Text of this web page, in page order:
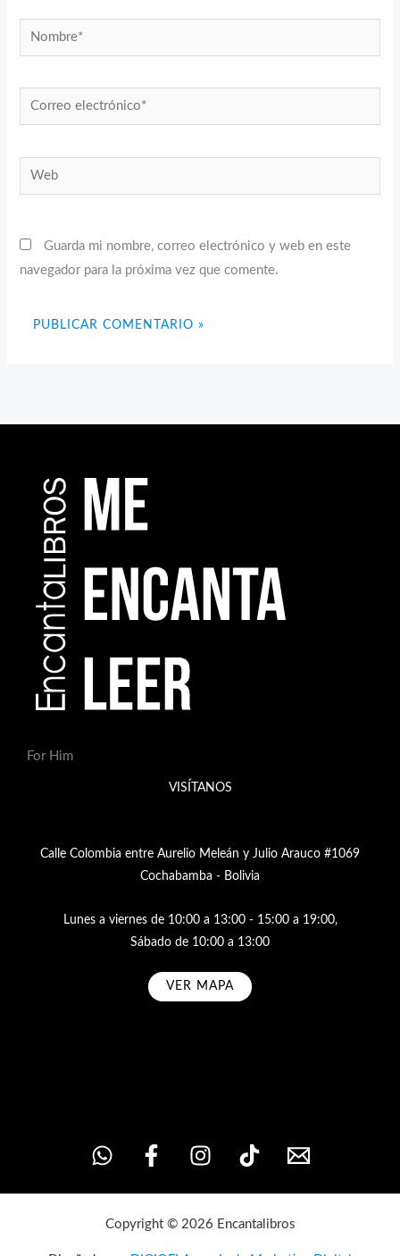
Nombre*
Correo
electrónico*
Web
Guarda mi nombre, correo electrónico y web en este
navegador para la próxima vez que comente.
For Him
VISÍTANOS
Calle Colombia entre Aurelio Meleán y Julio Arauco #1069
Cochabamba - Bolivia
Lunes a viernes de 10:00 a 13:00 - 15:00 a 19:00,
Sábado de 10:00 a 13:00
VER MAPA
Copyright © 2026 Encantalibros